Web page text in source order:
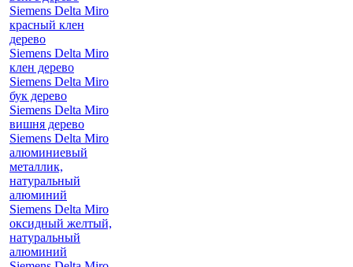
Siemens Delta Miro
красный клен
дерево
Siemens Delta Miro
клен дерево
Siemens Delta Miro
бук дерево
Siemens Delta Miro
вишня дерево
Siemens Delta Miro
алюминиевый
металлик,
натуральный
алюминий
Siemens Delta Miro
оксидный желтый,
натуральный
алюминий